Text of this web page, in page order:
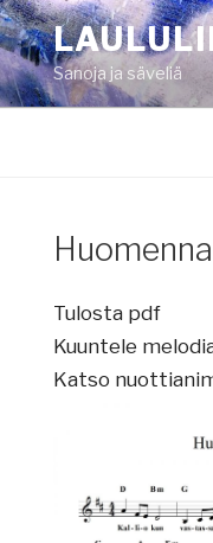
Siirry
sisältöön
Sanoja ja säveliä
Tulosta pdf
Kuuntele
Katso